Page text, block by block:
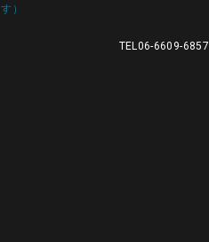
TEL06-6609-6857